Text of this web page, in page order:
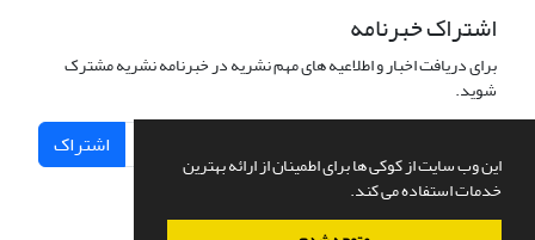
این وب سایت از کوکی ها برای اطمینان از ارائه بهترین
خدمات استفاده می کند.
اشتراک خبرنامه
برای دریافت اخبار و اطلاعیه های مهم نشریه در خبرنامه نشریه مشترک
شوید.
اشتراک